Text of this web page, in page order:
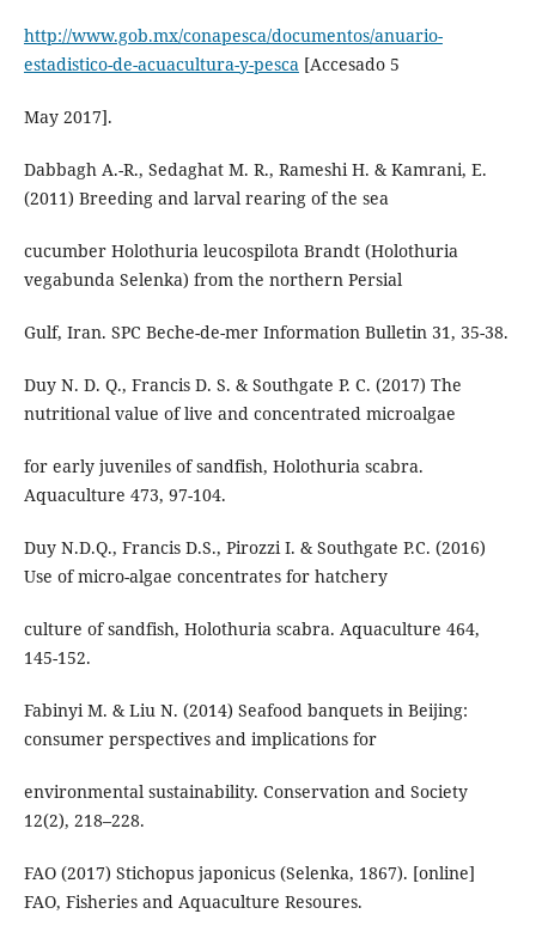
http://www.gob.mx/conapesca/documentos/anuario-
estadistico-de-acuacultura-y-pesca [Accesado 5
May 2017].
Dabbagh A.-R., Sedaghat M. R., Rameshi H. & Kamrani, E.
(2011) Breeding and larval rearing of the sea
cucumber Holothuria leucospilota Brandt (Holothuria
vegabunda Selenka) from the northern Persial
Gulf, Iran. SPC Beche-de-mer Information Bulletin 31, 35-38.
Duy N. D. Q., Francis D. S. & Southgate P. C. (2017) The
nutritional value of live and concentrated microalgae
for early juveniles of sandfish, Holothuria scabra.
Aquaculture 473, 97-104.
Duy N.D.Q., Francis D.S., Pirozzi I. & Southgate P.C. (2016)
Use of micro-algae concentrates for hatchery
culture of sandfish, Holothuria scabra. Aquaculture 464,
145-152.
Fabinyi M. & Liu N. (2014) Seafood banquets in Beijing:
consumer perspectives and implications for
environmental sustainability. Conservation and Society
12(2), 218–228.
FAO (2017) Stichopus japonicus (Selenka, 1867). [online]
FAO, Fisheries and Aquaculture Resoures.